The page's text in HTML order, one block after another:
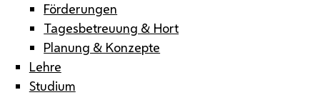
Förderungen
Tagesbetreuung & Hort
Planung & Konzepte
Lehre
Studium